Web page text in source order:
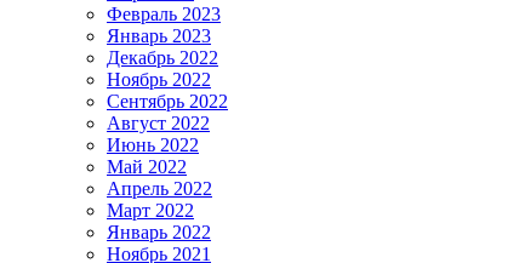
Февраль 2023
Январь 2023
Декабрь 2022
Ноябрь 2022
Сентябрь 2022
Август 2022
Июнь 2022
Май 2022
Апрель 2022
Март 2022
Январь 2022
Ноябрь 2021